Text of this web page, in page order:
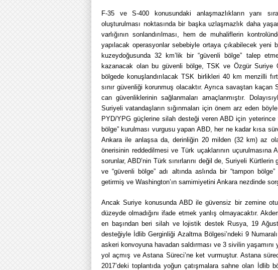
F-35 ve S-400 konusundaki anlaşmazlıkların yanı
oluşturulması noktasında bir başka uzlaşmazlık daha
varlığının sonlandırılması, hem de muhaliflerin
yapılacak operasyonlar sebebiyle ortaya çıkabilecek yeni
kuzeydoğusunda 32 km’lik bir “güvenli bölge” talep
kazanacak olan bu güvenli bölge, TSK ve Özgür Suriye
bölgede konuşlandırılacak TSK birlikleri 40 km menzilli
sınır güvenliği korunmuş olacaktır. Ayrıca savaştan
can güvenliklerinin sağlanmaları amaçlanmıştır.
Suriyeli vatandaşların sığınmaları için önem arz eden
PYD/YPG güçlerine silah desteği veren ABD için
bölge” kurulması vurgusu yapan ABD, her ne kadar kısa
Ankara ile anlaşsa da, derinliğin 20 milden (32 km) az
önerisinin reddedilmesi ve Türk uçaklarının uçurulmasına
sorunlar, ABD’nin Türk sınırlarını değil de, Suriyeli
ve “güvenli bölge” adı altında aslında bir “tampon
getirmiş ve Washington’ın samimiyetini Ankara nezdinde
Ancak Suriye konusunda ABD ile güvensiz bir zemine
düzeyde olmadığını ifade etmek yanlış olmayacaktır.
en başından beri silah ve lojistik destek Rusya, 19
desteğiyle İdlib Gerginliği Azaltma Bölgesi’ndeki 9
askeri konvoyuna havadan saldırması ve 3 sivilin
yol açmış ve Astana Süreci’ne ket vurmuştur. Astana
2017’deki toplantıda yoğun çatışmalara sahne olan İdlib